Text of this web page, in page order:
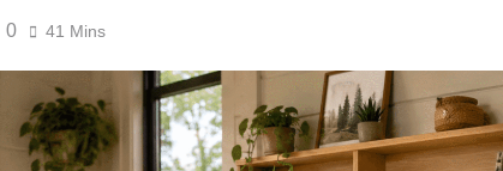
0 41 Mins